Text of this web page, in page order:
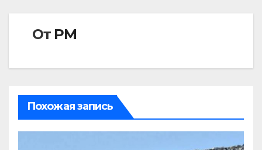
От РМ
Похожая запись